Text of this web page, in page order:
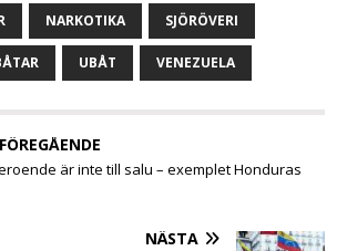
t
t
e
a
t
A
s
s
e
n
r
a
i
e
g
r
l
a
NARKOTIKA SJÖRÖVERI
UBÅT VENEZUELA
FÖREGÅENDE
är inte till salu – exemplet Honduras
NÄSTA